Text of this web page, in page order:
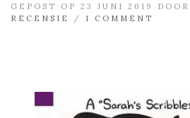
GEPOST OP 23 JUNI 2019 DOOR
RECENSIE
/ 1 COMMENT